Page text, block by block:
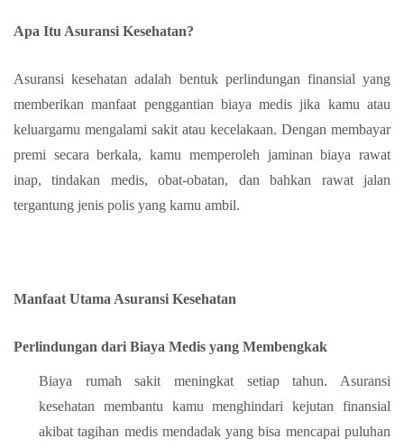
Apa Itu Asuransi Kesehatan?
Asuransi kesehatan adalah bentuk perlindungan finansial yang
memberikan manfaat penggantian biaya medis jika kamu atau
keluargamu mengalami sakit atau kecelakaan. Dengan membayar
premi secara berkala, kamu memperoleh jaminan biaya rawat
inap, tindakan medis, obat-obatan, dan bahkan rawat jalan
tergantung jenis polis yang kamu ambil.
Manfaat Utama Asuransi Kesehatan
Perlindungan dari Biaya Medis yang Membengkak
Biaya rumah sakit meningkat setiap tahun. Asuransi
kesehatan membantu kamu menghindari kejutan finansial
akibat tagihan medis mendadak yang bisa mencapai puluhan